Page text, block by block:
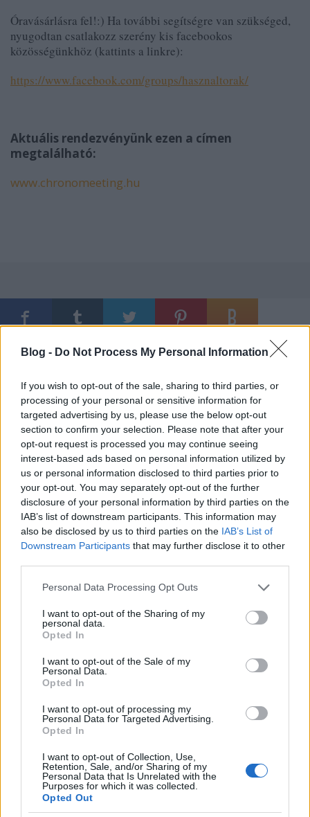
Blog - Do Not Process My Personal Information
If you wish to opt-out of the sale, sharing to third parties, or
processing of your personal or sensitive information for
targeted advertising by us, please use the below opt-out
section to confirm your selection. Please note that after your
opt-out request is processed you may continue seeing
interest-based ads based on personal information utilized by
us or personal information disclosed to third parties prior to
your opt-out. You may separately opt-out of the further
disclosure of your personal information by third parties on the
IAB’s list of downstream participants. This information may
also be disclosed by us to third parties on the IAB’s List of
Downstream Participants that may further disclose it to other
Please note that this website/app uses one or more Google
not limited to your visit or usage behaviour. You may click to
grant or deny consent to Google and its third-party tags to
use your data for below specified purposes in below Google
consent section.
Personal Data Processing Opt Outs
I want to opt-out of the Sharing of my
personal data.
Opted In
I want to opt-out of the Sale of my
Personal Data.
Opted In
I want to opt-out of processing my
Personal Data for Targeted Advertising.
Opted In
I want to opt-out of Collection, Use,
Retention, Sale, and/or Sharing of my
Personal Data that Is Unrelated with the
Purposes for which it was collected.
Opted Out
Óravásárlásra fel!:) Ha további segítségre van szükséged,
nyugodtan csatlakozz szerény kis facebookos
közösségünkhöz (kattints a linkre):
https://www.facebook.com/groups/hasznaltorak/
Aktuális rendezvényünk ezen a címen
megtalálható:
www.chronomeeting.hu
Ajánlott bejegyzések:
Óráink biztonsága
Május 26: ChronoMeeting Óravásár!
VII. ChronoMeeting Óravásár!
VI. ChronoMeeting Óravásár!
blog.hu facebook